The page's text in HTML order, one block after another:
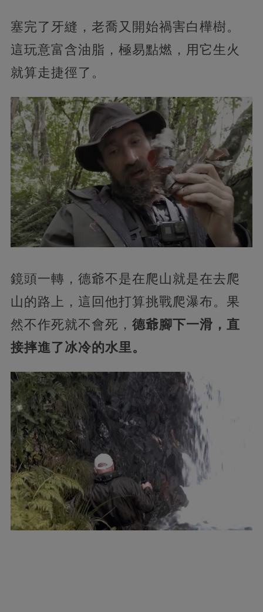
塞完了牙縫，老喬又開始禍害白樺樹。
這玩意富含油脂，極易點燃，用它生火
就算走捷徑了。
鏡頭一轉，德爺不是在爬山就是在去爬
山的路上，這回他打算挑戰爬瀑布。果
然不作死就不會死， 德爺腳下一滑，直
接摔進了冰冷的水里。